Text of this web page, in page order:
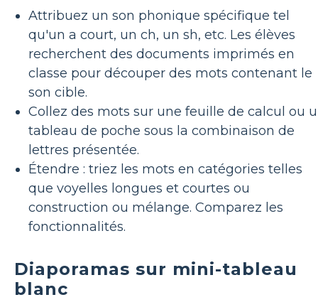
Attribuez un son phonique spécifique tel
qu'un a court, un ch, un sh, etc. Les élèves
recherchent des documents imprimés en
classe pour découper des mots contenant le
son cible.
Collez des mots sur une feuille de calcul ou
tableau de poche sous la combinaison de
lettres présentée.
Étendre : triez les mots en catégories telles
que voyelles longues et courtes ou
construction ou mélange. Comparez les
fonctionnalités.
Diaporamas sur mini-tableau
blanc